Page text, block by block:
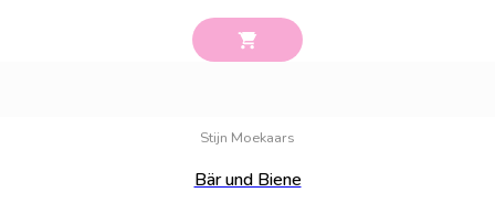
Stijn Moekaars
Bär und Biene